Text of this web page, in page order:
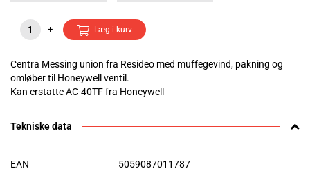
- + Læg i kurv
Centra Messing union fra Resideo med muffegevind, pakning og
omløber til Honeywell ventil.
Kan erstatte AC-40TF fra Honeywell
Tekniske data
EAN 5059087011787